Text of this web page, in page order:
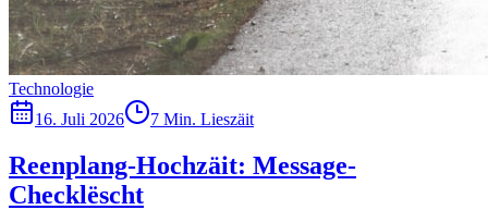
Technologie
16. Juli 2026
7 Min. Lieszäit
Reenplang-Hochzäit: Message-
Checklëscht